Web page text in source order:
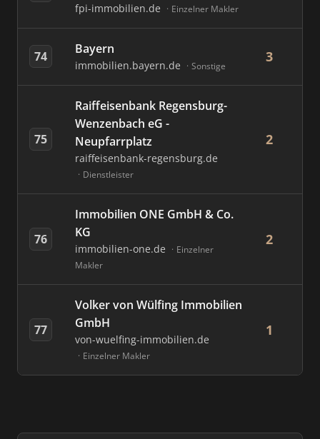
fpi-immobilien.de Einzelner Makler
74 Bayern
immobilien.bayern.de Sonstige
3
75
Raiffeisenbank Regensburg-
Wenzenbach eG -
Neupfarrplatz
raiffeisenbank-regensburg.de
Dienstleister
2
76
Immobilien ONE GmbH & Co.
KG
immobilien-one.de
Einzelner
Makler
2
77
Volker von Wülfing Immobilien
GmbH
von-wuelfing-immobilien.de
Einzelner Makler
1